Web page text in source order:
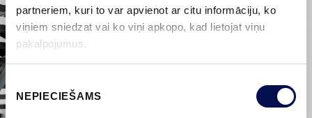
partneriem, kuri to var apvienot ar citu informāciju, ko
viņiem sniedzat vai ko viņi apkopo, kad lietojat viņu
pakalpojumus.
Piekrišanas
izvēleNEPIECIEŠAMS